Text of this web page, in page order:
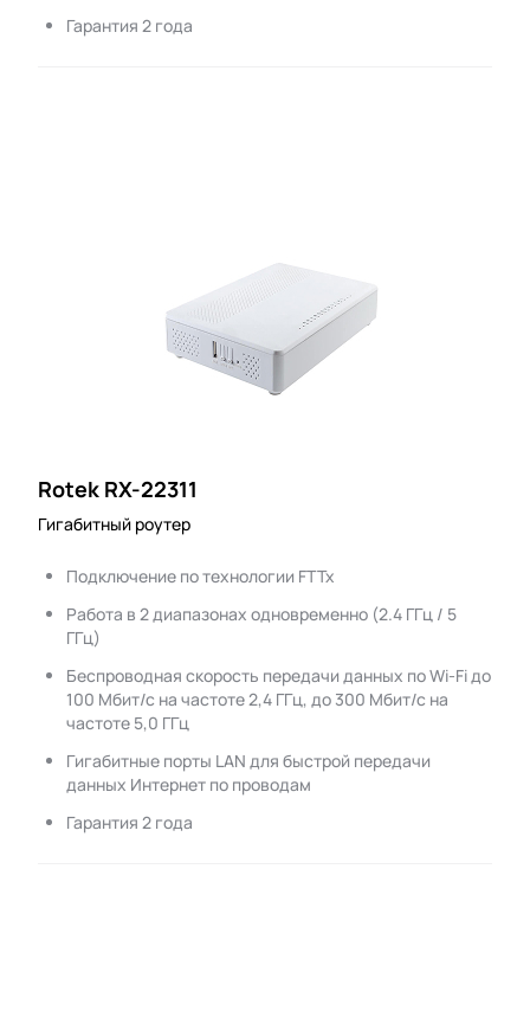
Гарантия 2 года
Rotek RX-22311
Гигабитный роутер
Подключение по технологии FTTx
Работа в 2 диапазонах одновременно (2.4 ГГц / 5
ГГц)
Беспроводная скорость передачи данных по Wi-Fi до
100 Мбит/с на частоте 2,4 ГГц, до 300 Мбит/с на
частоте 5,0 ГГц
Гигабитные порты LAN для быстрой передачи
данных Интернет по проводам
Гарантия 2 года